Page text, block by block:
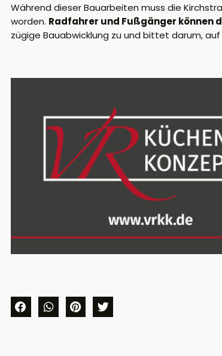
Während dieser Bauarbeiten muss die
worden. Radfahrer und Fußgänger können
zügige Bauabwicklung zu und bittet darum,